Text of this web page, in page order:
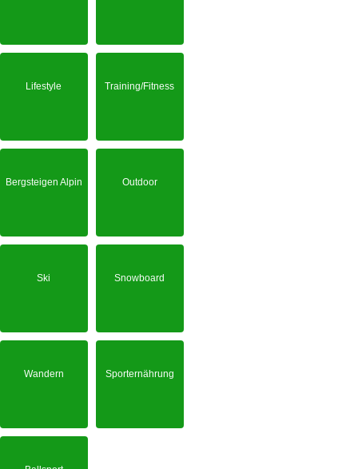
Lifestyle Training/Fitness
Bergsteigen Alpin Outdoor
Ski Snowboard
Wandern Sporternährung